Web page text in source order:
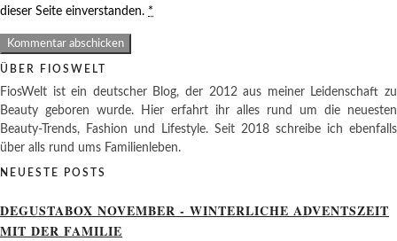
dieser Seite einverstanden. *
ÜBER FIOSWELT
FiosWelt ist ein deutscher Blog, der 2012 aus meiner Leidenschaft zu
Beauty geboren wurde. Hier erfahrt ihr alles rund um die neuesten
Beauty-Trends, Fashion und Lifestyle. Seit 2018 schreibe ich ebenfalls
über alls rund ums Familienleben.
NEUESTE POSTS
DEGUSTABOX NOVEMBER - WINTERLICHE ADVENTSZEIT
MIT DER FAMILIE